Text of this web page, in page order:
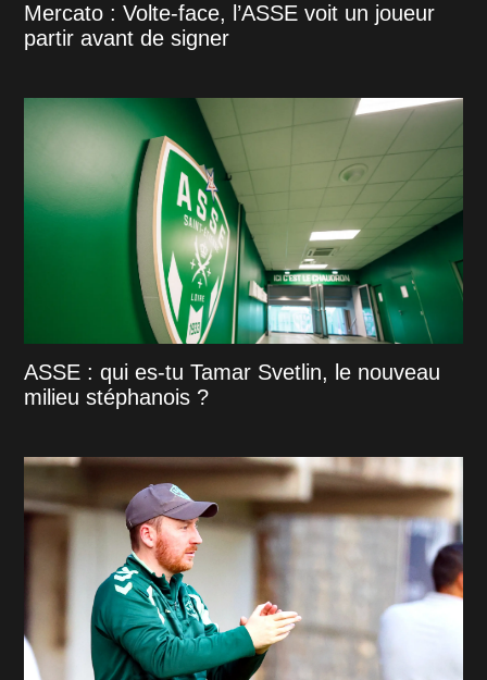
Mercato : Volte-face, l’ASSE voit un joueur
partir avant de signer
ASSE : qui es-tu Tamar Svetlin, le nouveau
milieu stéphanois ?